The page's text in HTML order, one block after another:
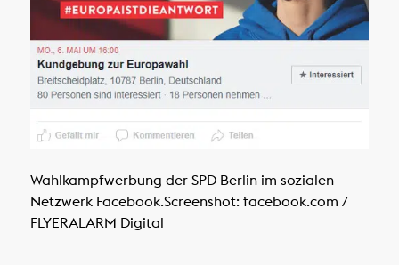
Wahlkampfwerbung der SPD Berlin im sozialen
Netzwerk Facebook.Screenshot: facebook.com /
FLYERALARM Digital